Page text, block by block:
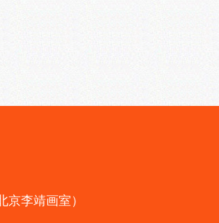
李靖画室）